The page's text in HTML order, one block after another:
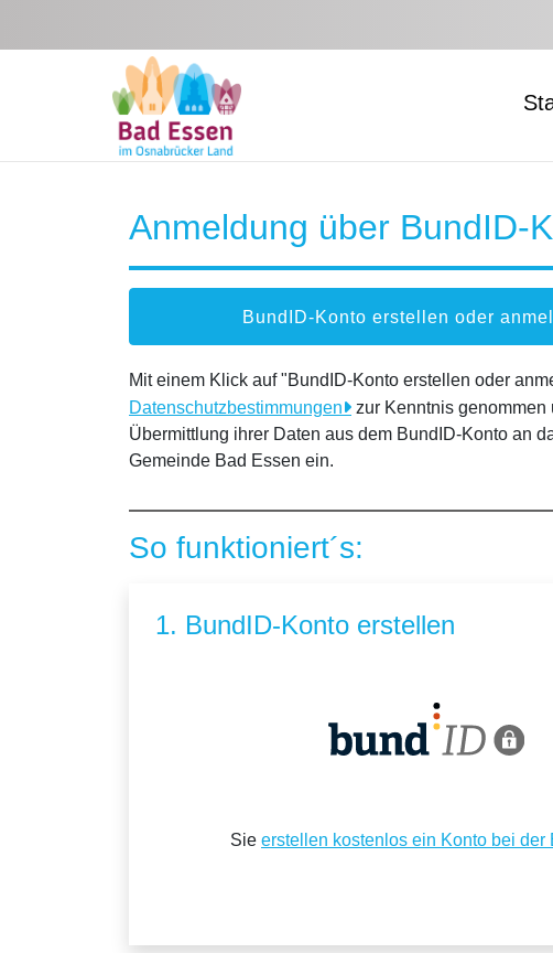
Anmeldung über BundID-
BundID-Konto erstellen oder
Mit einem Klick auf "BundID-Konto erstellen oder
Datenschutzbestimmungen
zur Kenntnis
Übermittlung ihrer Daten aus dem BundID-Konto an
Gemeinde Bad Essen ein.
So funktioniert´s:
1. BundID-Konto erstellen
Sie erstellen kostenlos ein Konto bei der